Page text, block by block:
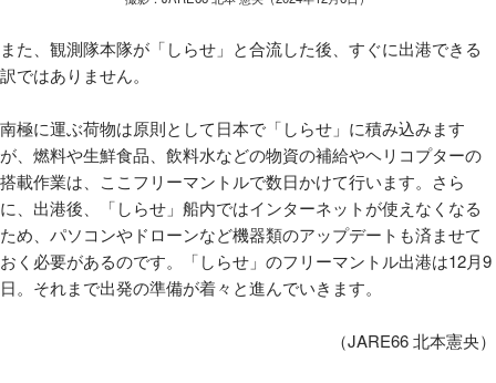
また、観測隊本隊が「しらせ」と合流した後、すぐに出港できる
訳ではありません。
南極に運ぶ荷物は原則として日本で「しらせ」に積み込みます
が、燃料や生鮮食品、飲料水などの物資の補給やヘリコプターの
搭載作業は、ここフリーマントルで数日かけて行います。さら
に、出港後、「しらせ」船内ではインターネットが使えなくなる
ため、パソコンやドローンなど機器類のアップデートも済ませて
おく必要があるのです。「しらせ」のフリーマントル出港は12月9
日。それまで出発の準備が着々と進んでいきます。
（JARE66 北本憲央）